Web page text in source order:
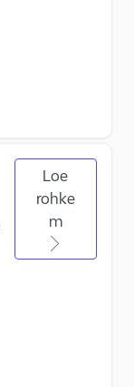
Loe
rohke
m